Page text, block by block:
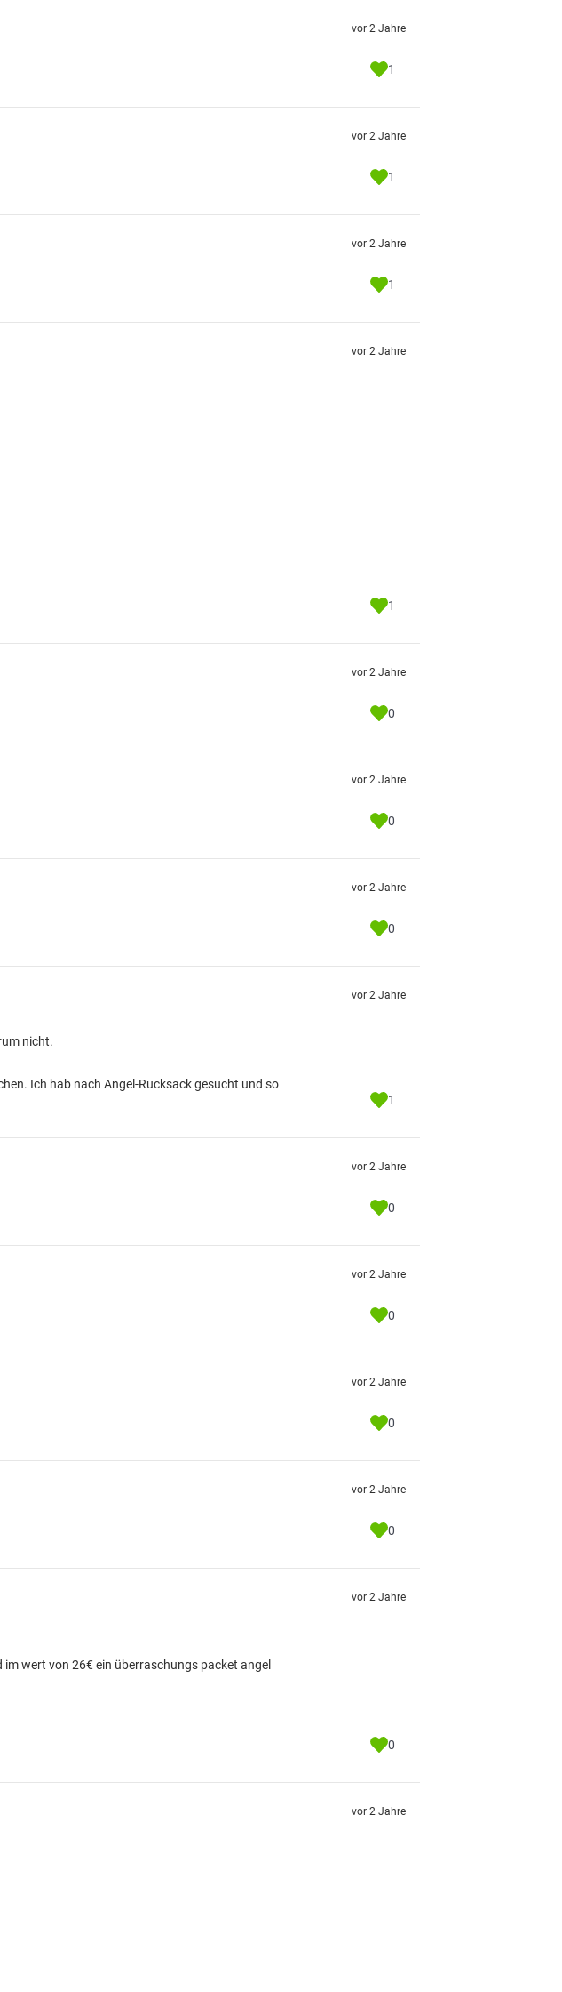
vor 2 Jahre
1
vor 2 Jahre
1
vor 2 Jahre
1
vor 2 Jahre
1
vor 2 Jahre
0
vor 2 Jahre
0
vor 2 Jahre
0
nicht.
Ich hab nach Angel-Rucksack gesucht und so
vor 2 Jahre
1
vor 2 Jahre
0
vor 2 Jahre
0
vor 2 Jahre
0
vor 2 Jahre
0
wert von 26€ ein überraschungs packet angel
vor 2 Jahre
0
vor 2 Jahre